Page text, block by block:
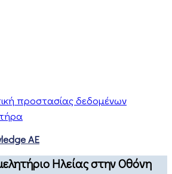
προστασίας δεδομένων
AE
Ηλείας στην Οθόνη